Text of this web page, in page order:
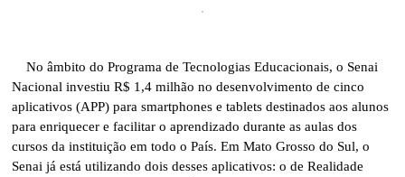
No âmbito do Programa de Tecnologias Educacionais, o Senai
Nacional investiu R$ 1,4 milhão no desenvolvimento de cinco
aplicativos (APP) para smartphones e tablets destinados aos alunos
para enriquecer e facilitar o aprendizado durante as aulas dos
cursos da instituição em todo o País. Em Mato Grosso do Sul, o
Senai já está utilizando dois desses aplicativos: o de Realidade